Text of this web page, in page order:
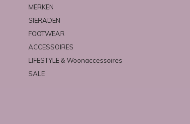
MERKEN
SIERADEN
FOOTWEAR
ACCESSOIRES
LIFESTYLE & Woonaccessoires
SALE